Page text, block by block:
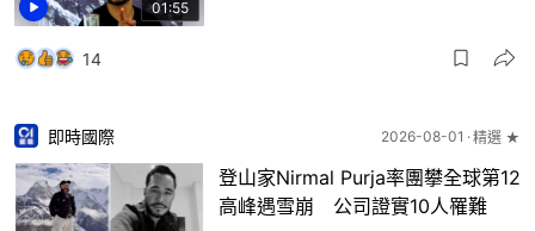
01:55
14
即時國際 2026-08-01 精選 ★
登山家Nirmal Purja率團攀全球第12
高峰遇雪崩 公司證實10人罹難